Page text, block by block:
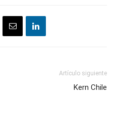
Artículo siguiente
Kern Chile